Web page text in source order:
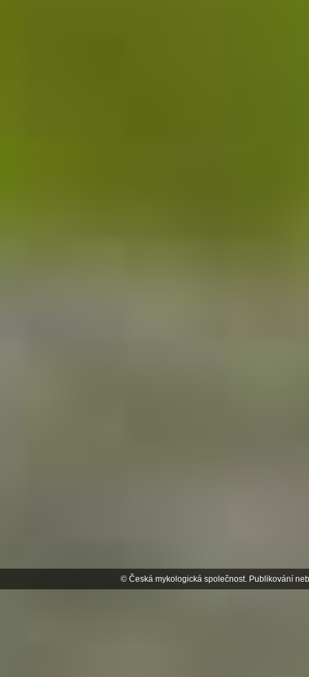
© Česká mykologická společnost. Publikování